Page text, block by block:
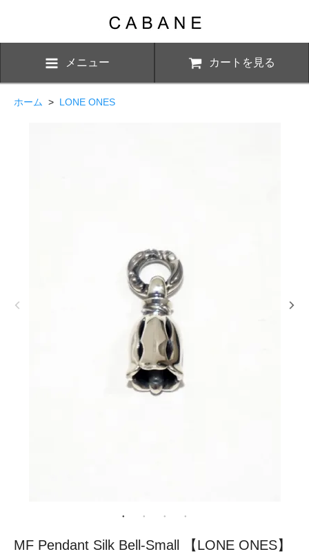
メニュー カートを見る
ホーム > LONE ONES
MF Pendant Silk Bell-Small 【LONE ONES】